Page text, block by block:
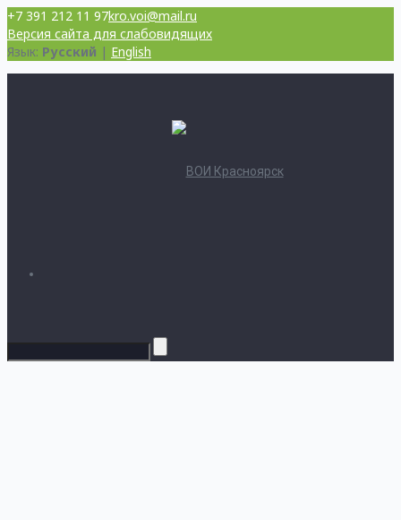
+7 391 212 11 97kro.voi@mail.ru
Версия сайта для слабовидящих
Язык: Русский | English